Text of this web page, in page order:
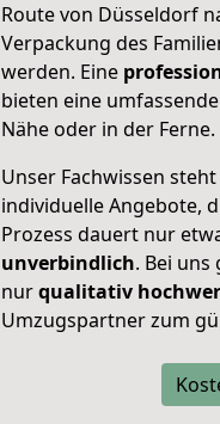
Route von Düsseldorf
Verpackung des
werden. Eine
bieten eine umfassende
Nähe oder in der Ferne.
Unser Fachwissen
individuelle Angebote,
Prozess dauert nur
unverbindlich. Bei uns
nurqualitativ
Umzugspartner zum